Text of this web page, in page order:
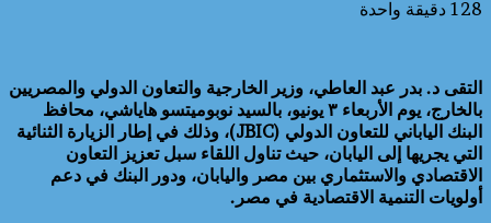
128 دقيقة واحدة
التقى د. بدر عبد العاطي، وزير الخارجية والتعاون الدولي والمصريين
بالخارج، يوم الأربعاء ٣ يونيو، بالسيد نوبوميتسو هاياشي، محافظ
البنك الياباني للتعاون الدولي (JBIC)، وذلك في إطار الزيارة الثنائية
التي يجريها إلى اليابان، حيث تناول اللقاء سبل تعزيز التعاون
الاقتصادي والاستثماري بين مصر واليابان، ودور البنك في دعم
أولويات التنمية الاقتصادية في مصر.